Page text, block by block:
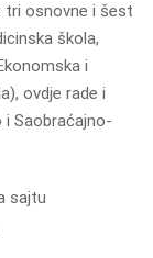
tri osnovne i šest
škola,
i
ovdje rade i
Saobraćajno-
sajtu